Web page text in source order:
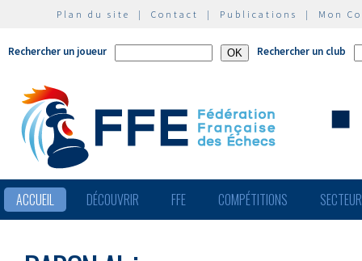
Plan du site | Contact | Publications | Mon
Rechercher un joueur Rechercher un club
ACCUEIL DÉCOUVRIR FFE COMPÉTITIONS